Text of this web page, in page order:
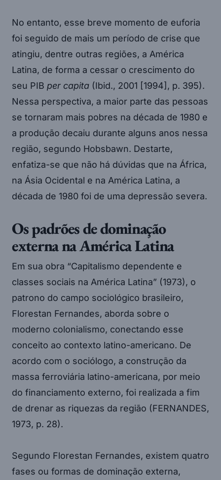
No entanto, esse breve momento de euforia
foi seguido de mais um período de crise que
atingiu, dentre outras regiões, a América
Latina, de forma a cessar o crescimento do
seu PIB per capita (Ibid., 2001 [1994], p. 395).
Nessa perspectiva, a maior parte das pessoas
se tornaram mais pobres na década de 1980 e
a produção decaiu durante alguns anos nessa
região, segundo Hobsbawn. Destarte,
enfatiza-se que não há dúvidas que na África,
na Ásia Ocidental e na América Latina, a
década de 1980 foi de uma depressão severa.
Os padrões de dominação
externa na América Latina
Em sua obra “Capitalismo dependente e
classes sociais na América Latina” (1973), o
patrono do campo sociológico brasileiro,
Florestan Fernandes, aborda sobre o
moderno colonialismo, conectando esse
conceito ao contexto latino-americano. De
acordo com o sociólogo, a construção da
massa ferroviária latino-americana, por meio
do financiamento externo, foi realizada a fim
de drenar as riquezas da região (FERNANDES,
1973, p. 28).
Segundo Florestan Fernandes, existem quatro
fases ou formas de dominação externa,